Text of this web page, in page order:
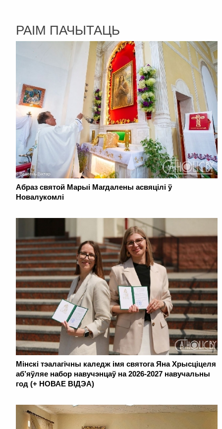
РАІМ ПАЧЫТАЦЬ
Абраз святой Марыі Магдалены асвяцілі ў
Новалукомлі
Мінскі тэалагічны каледж імя святога Яна Хрысціцеля
аб’яўляе набор навучэнцаў на 2026-2027 навучальны
год (+ НОВАЕ ВІДЭА)